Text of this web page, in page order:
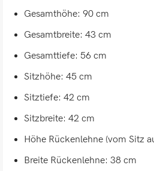
Gesamthöhe: 90 cm
Gesamtbreite: 43 cm
Gesamttiefe: 56 cm
Sitzhöhe: 45 cm
Sitztiefe: 42 cm
Sitzbreite: 42 cm
Höhe Rückenlehne (vom Sitz
Breite Rückenlehne: 38 cm